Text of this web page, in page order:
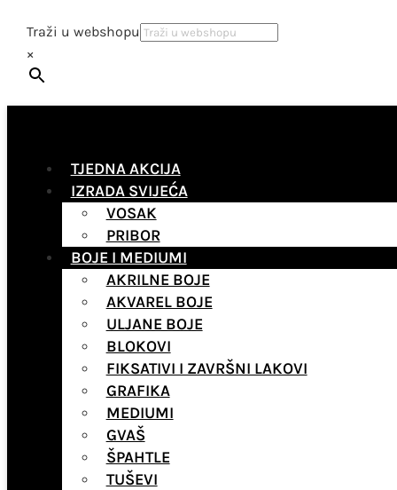
Traži u webshopu
×
TJEDNA AKCIJA
IZRADA SVIJEĆA
VOSAK
PRIBOR
BOJE I MEDIUMI
AKRILNE BOJE
AKVAREL BOJE
ULJANE BOJE
BLOKOVI
FIKSATIVI I ZAVRŠNI LAKOVI
GRAFIKA
MEDIUMI
GVAŠ
ŠPAHTLE
TUŠEVI